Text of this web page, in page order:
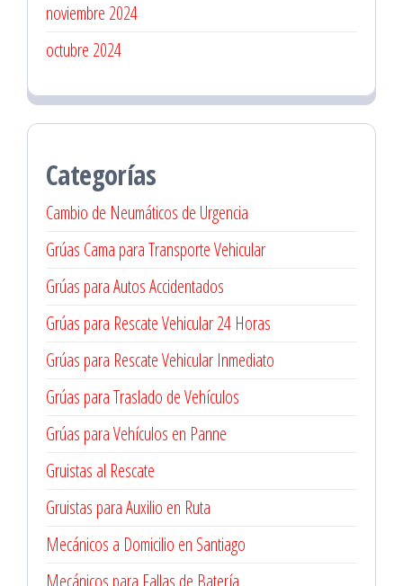
noviembre 2024
octubre 2024
Categorías
Cambio de Neumáticos de Urgencia
Grúas Cama para Transporte Vehicular
Grúas para Autos Accidentados
Grúas para Rescate Vehicular 24 Horas
Grúas para Rescate Vehicular Inmediato
Grúas para Traslado de Vehículos
Grúas para Vehículos en Panne
Gruistas al Rescate
Gruistas para Auxilio en Ruta
Mecánicos a Domicilio en Santiago
Mecánicos para Fallas de Batería